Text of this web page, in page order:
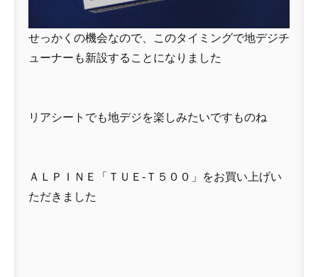
せっかくの機会なので、このタイミングで地デジチ
ューナーも新設することになりました
リアシートでも地デジを楽しみたいですものね
ＡＬＰＩＮＥ「ＴＵＥ-Ｔ５００」をお買い上げい
ただきました